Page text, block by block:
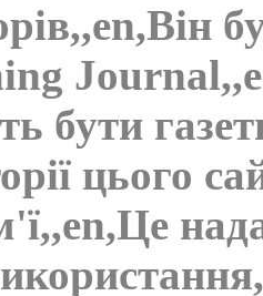
бути
цього